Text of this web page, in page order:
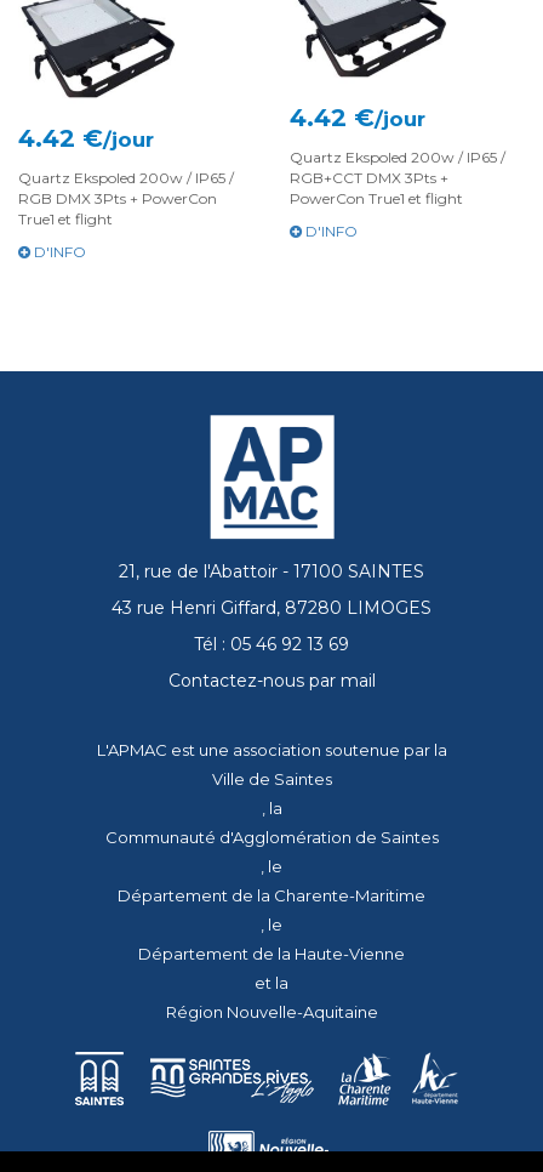
4.42 €/jour
Quartz Ekspoled 200w / IP65 /
RGB DMX 3Pts + PowerCon
True1 et flight
D'INFO
4.42 €/jour
Quartz Ekspoled 200w / IP65 /
RGB+CCT DMX 3Pts +
PowerCon True1 et flight
D'INFO
21, rue de l'Abattoir - 17100 SAINTES
43 rue Henri Giffard, 87280 LIMOGES
Tél : 05 46 92 13 69
Contactez-nous par mail
L'APMAC est une association soutenue par la
Ville de Saintes
, la
Communauté d'Agglomération de Saintes
, le
Département de la Charente-Maritime
, le
Département de la Haute-Vienne
et la
Région Nouvelle-Aquitaine